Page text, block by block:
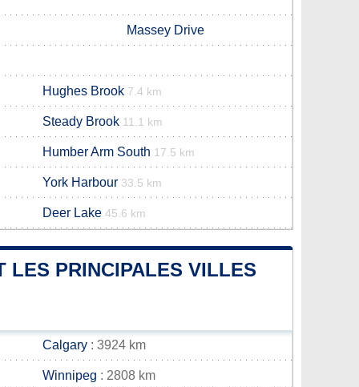
Massey Drive
Hughes Brook 7.4 km
Steady Brook 11.1 km
Humber Arm South 17.5 km
York Harbour 33.5 km
Deer Lake 45.6 km
LES PRINCIPALES VILLES
Calgary : 3924 km
Winnipeg : 2808 km